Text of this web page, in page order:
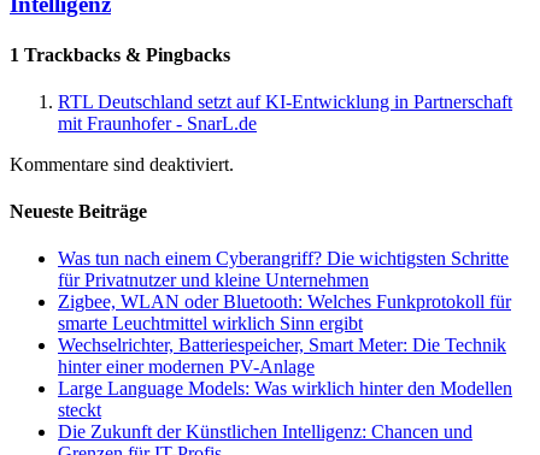
1 Trackbacks & Pingbacks
RTL Deutschland setzt auf KI-Entwicklung in Partnerschaft
mit Fraunhofer - SnarL.de
Kommentare sind deaktiviert.
Neueste Beiträge
Was tun nach einem Cyberangriff? Die wichtigsten Schritte
für Privatnutzer und kleine Unternehmen
Zigbee, WLAN oder Bluetooth: Welches Funkprotokoll für
smarte Leuchtmittel wirklich Sinn ergibt
Wechselrichter, Batteriespeicher, Smart Meter: Die Technik
hinter einer modernen PV-Anlage
Large Language Models: Was wirklich hinter den Modellen
steckt
Die Zukunft der Künstlichen Intelligenz: Chancen und